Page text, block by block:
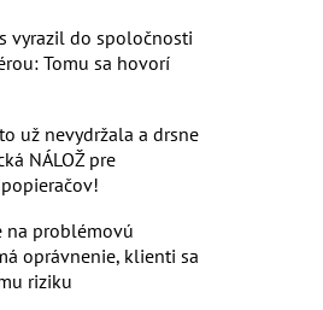
vyrazil do spoločnosti
Tomu sa hovorí
už nevydržala a drsne
NÁLOŽ pre
na problémovú
oprávnenie, klienti sa
riziku